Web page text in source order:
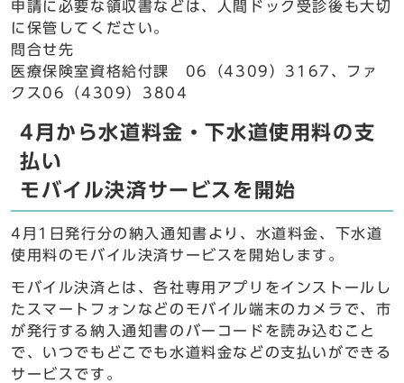
申請に必要な領収書などは、人間ドック受診後も大切
に保管してください。
問合せ先
医療保険室資格給付課 06（4309）3167、ファ
クス06（4309）3804
4月から水道料金・下水道使用料の支
払い
モバイル決済サービスを開始
4月1日発行分の納入通知書より、水道料金、下水道
使用料のモバイル決済サービスを開始します。
モバイル決済とは、各社専用アプリをインストールし
たスマートフォンなどのモバイル端末のカメラで、市
が発行する納入通知書のバーコードを読み込むこと
で、いつでもどこでも水道料金などの支払いができる
サービスです。